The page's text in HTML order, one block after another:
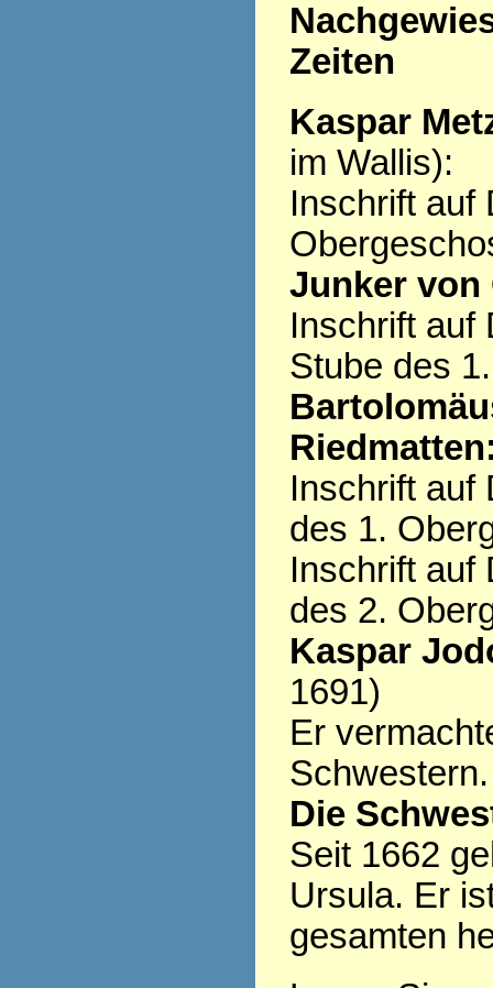
Zeiten
Kaspar
im Wallis):
Inschrift auf
Junker von
Inschrift auf
Stube des
Inschrift auf
des 1.
Inschrift auf
des 2.
Kaspar
1691)
Er
Schwestern.
Die
Seit 1662
Ursula. Er
gesamten